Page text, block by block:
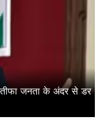
जनता के अंदर से डर